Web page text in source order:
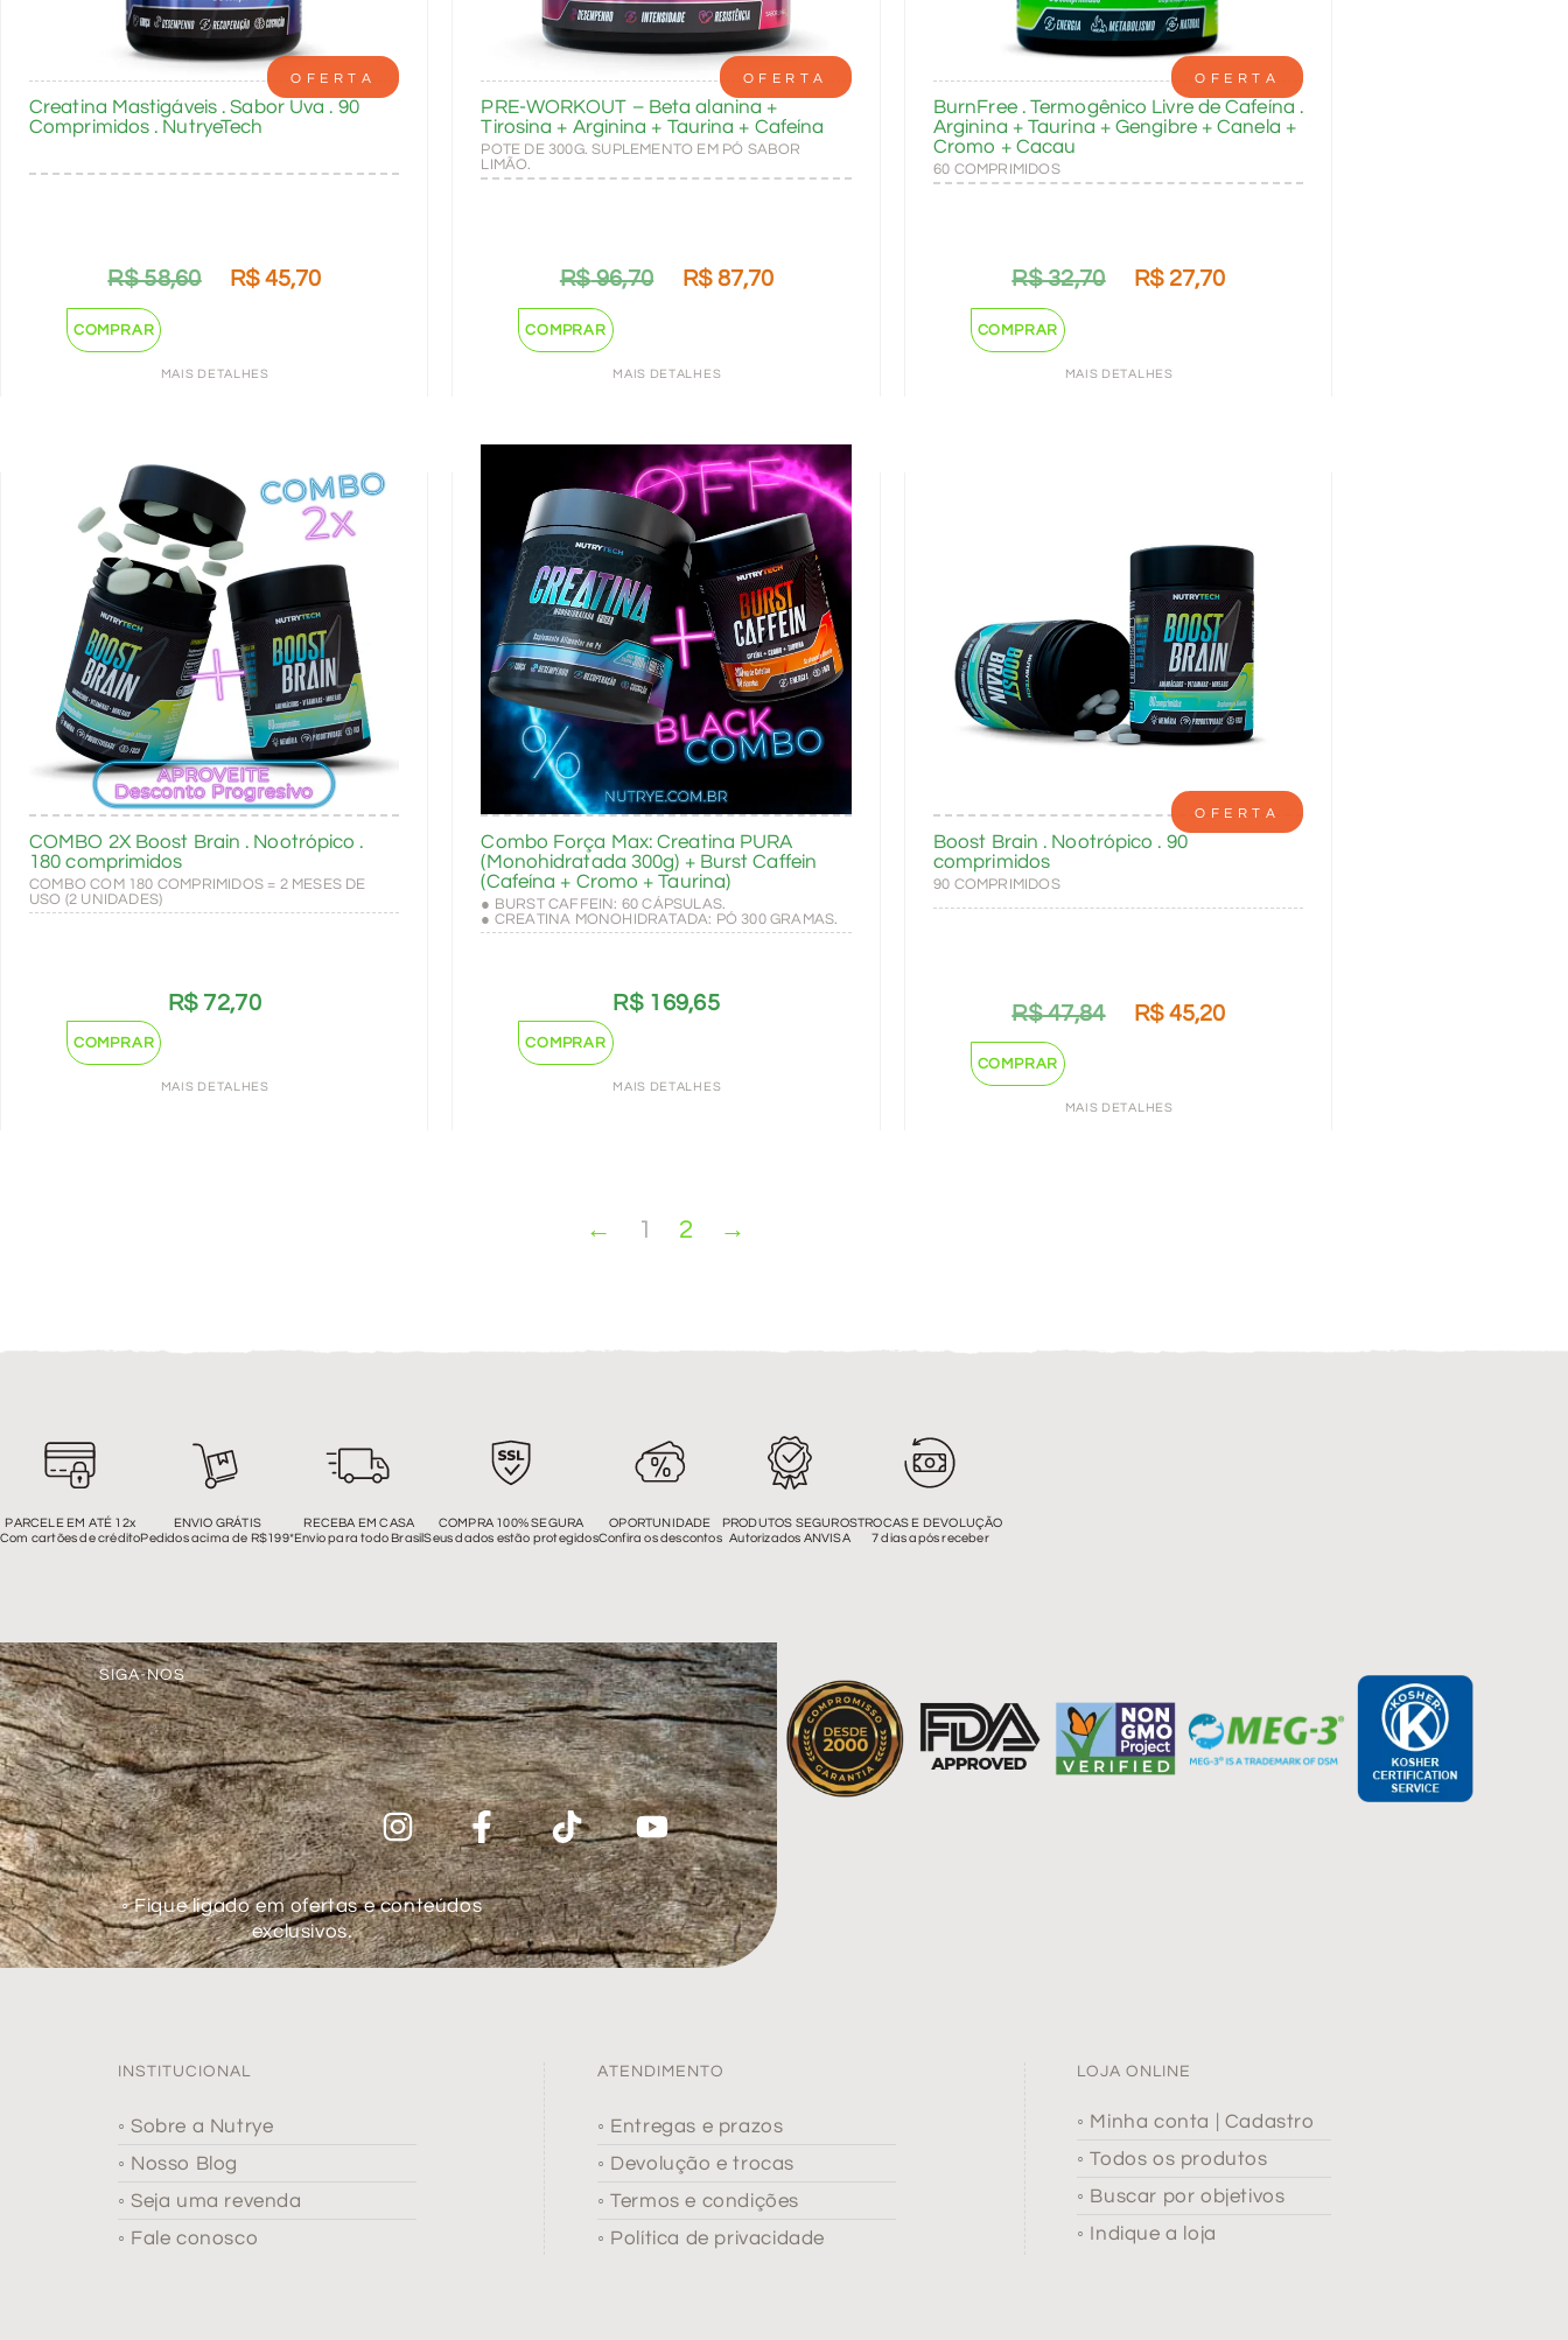
OFERTA
Creatina Mastigáveis . Sabor Uva . 90
Comprimidos . NutryeTech
R$58,60 R$ 45,70
COMPRAR
MAIS DETALHES
OFERTA
PRE-WORKOUT – Beta alanina +
Tirosina + Arginina + Taurina + Cafeína
POTE DE 300G. SUPLEMENTO EM PÓ SABOR
LIMÃO.
R$96,70 R$87,70
COMPRAR
MAIS DETALHES
OFERTA
BurnFree . Termogênico Livre de Cafeína .
Arginina + Taurina + Gengibre + Canela +
Cromo + Cacau
60 COMPRIMIDOS
R$32,70 R$ 27,70
COMPRAR
MAIS DETALHES
COMBO 2X Boost Brain . Nootrópico .
180 comprimidos
COMBO COM 180 COMPRIMIDOS = 2 MESES DE
USO (2 UNIDADES)
R$ 72,70
COMPRAR
MAIS DETALHES
Combo Força Max: Creatina PURA
(Monohidratada 300g) + Burst Caffein
(Cafeína + Cromo + Taurina)
● BURST CAFFEIN: 60 CÁPSULAS.
● CREATINA MONOHIDRATADA: PÓ 300 GRAMAS.
R$169,65
COMPRAR
MAIS DETALHES
OFERTA
Boost Brain . Nootrópico . 90
comprimidos
90 COMPRIMIDOS
R$47,84 R$ 45,20
COMPRAR
MAIS DETALHES
← 1 2 →
PARCELE EM ATÉ 12x
Com cartões de crédito
ENVIO GRÁTIS
Pedidos acima de R$199*
RECEBA EM CASA
Envio para todo Brasil
COMPRA 100% SEGURA
Seus dados estão protegidos
OPORTUNIDADE
Confira os descontos
PRODUTOS SEGUROS
Autorizados ANVISA
TROCAS E DEVOLUÇÃO
7 dias após receber
SIGA-NOS
◦ Fique ligado em ofertas e conteúdos
exclusivos.
INSTITUCIONAL
◦ Sobre a Nutrye
◦ Nosso Blog
◦ Seja uma revenda
◦ Fale conosco
ATENDIMENTO
◦ Entregas e prazos
◦ Devolução e trocas
◦ Termos e condições
◦ Política de privacidade
LOJA ONLINE
◦ Minha conta | Cadastro
◦ Todos os produtos
◦ Buscar por objetivos
◦ Indique a loja